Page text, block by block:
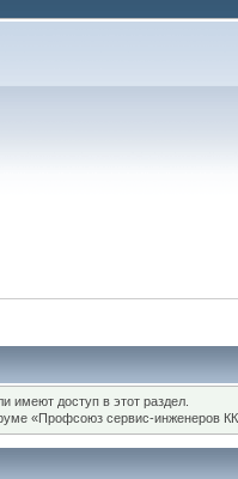
имеют доступ в этот раздел.
«Профсоюз сервис-инженеров